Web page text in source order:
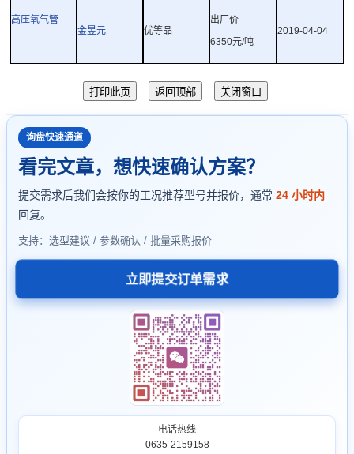
高压氧气管
金昱元
优等品
出厂价
6350元/吨
2019-04-04
询盘快速通道
看完文章，想快速确认方案？
提交需求后我们会按你的工况推荐型号并报价，通常 24 小时内
回复。
支持：选型建议 / 参数确认 / 批量采购报价
立即提交订单需求
电话热线
0635-2159158